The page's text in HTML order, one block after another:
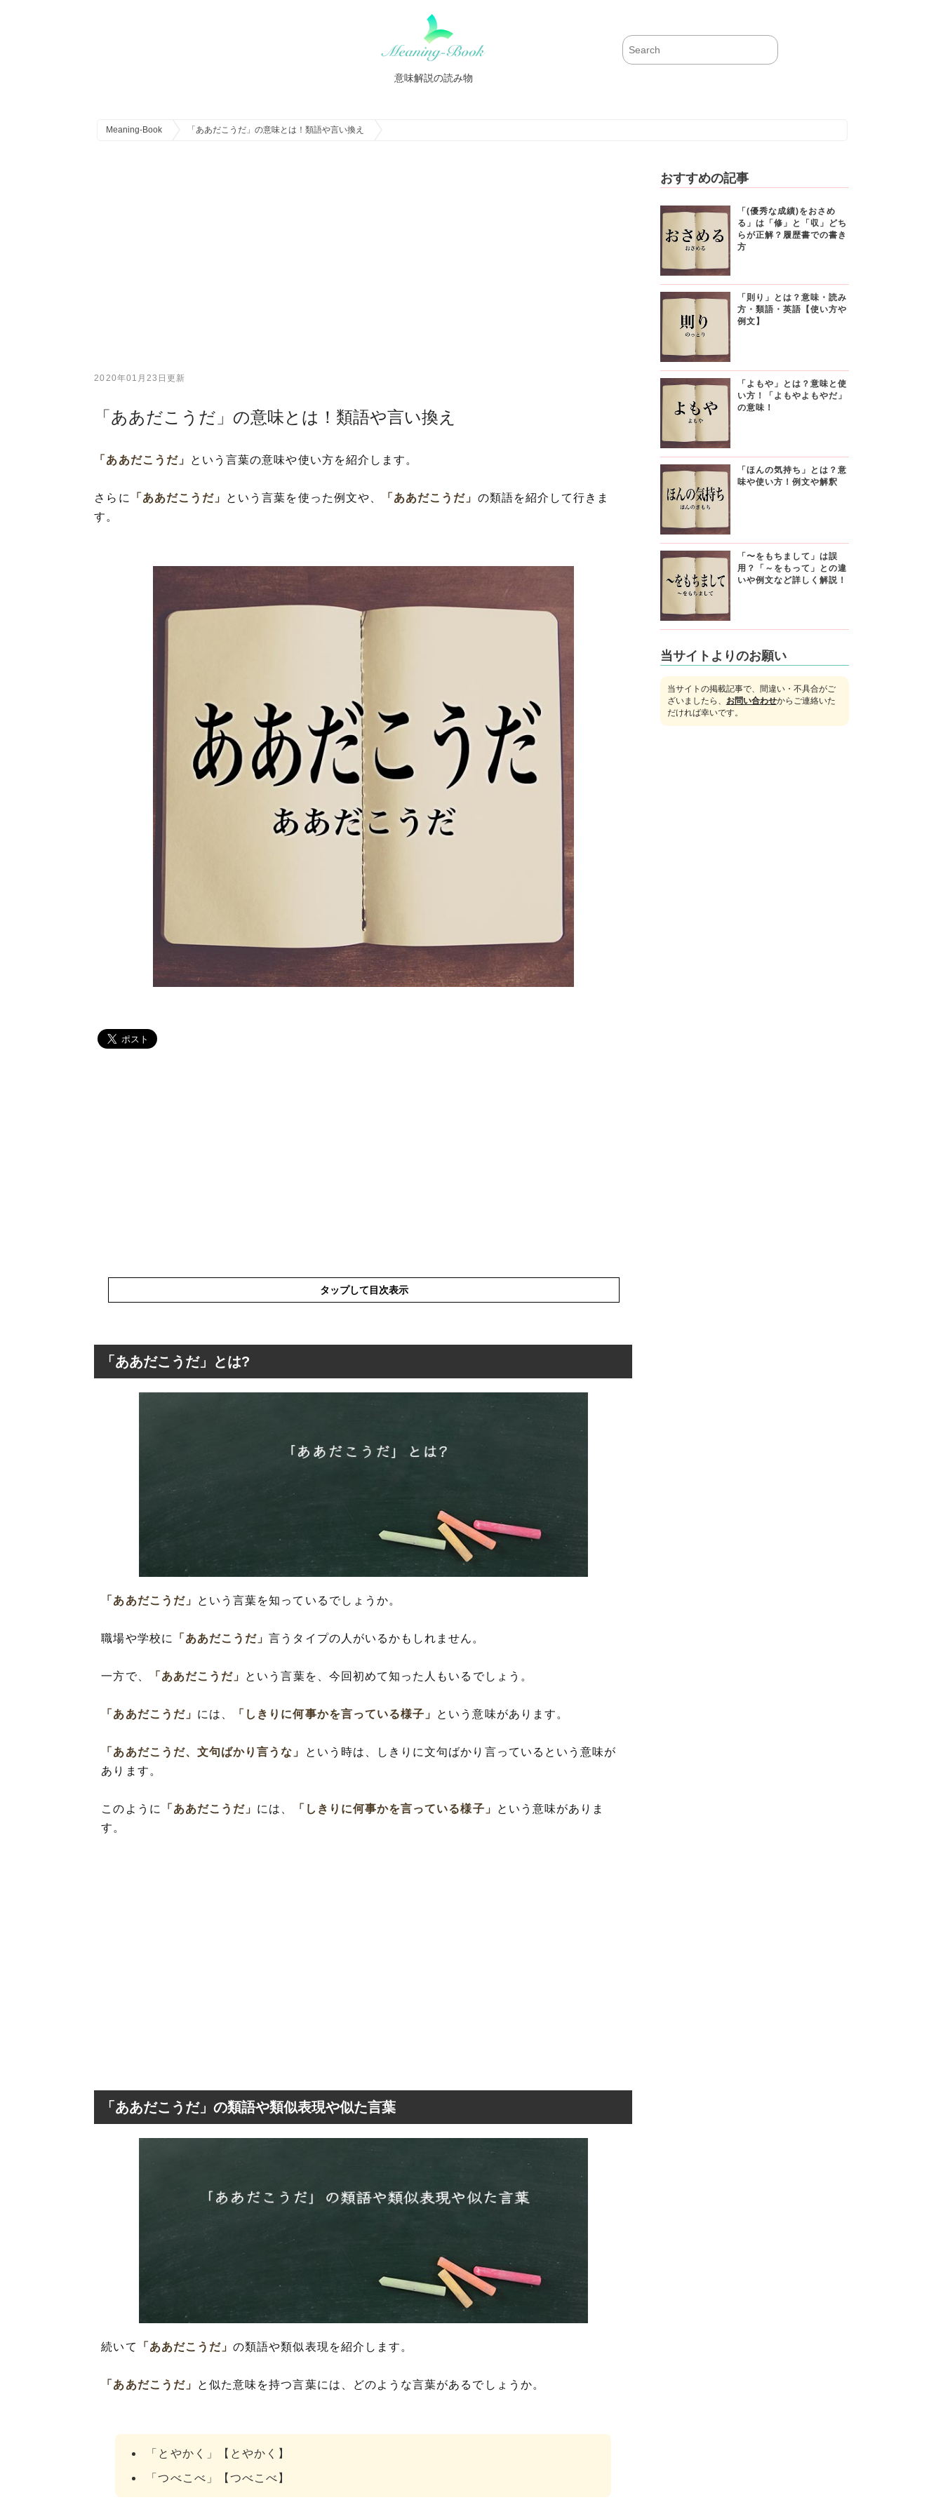
意味解説の読み物
Meaning-Book 「ああだこうだ」の意味とは！類語や言い換え
2020年01月23日更新
「ああだこうだ」の意味とは！類語や言い換え
「ああだこうだ」 という言葉の意味や使い方を紹介します。
さらに 「ああだこうだ」 という言葉を使った例文や、 「ああだこうだ」 の類語を紹介して行きま
す。
タップして目次表示
「ああだこうだ」の類語や類似表現や似た言葉
「ああだこうだ」とは?
「ああだこうだ」 という言葉を知っているでしょうか。
職場や学校に 「ああだこうだ」言うタイプの人がいるかもしれません。
一方で、 「ああだこうだ」 という言葉を、今回初めて知った人もいるでしょう。
「ああだこうだ」 には、 「しきりに何事かを言っている様子」 という意味があります。
「ああだこうだ、文句ばかり言うな」
という時は、しきりに文句ばかり言っているという意味が
あります。
このように 「ああだこうだ」 には、 「しきりに何事かを言っている様子」
という意味がありま
す。
「ああだこうだ」の類語や類似表現や似た言葉
続いて 「ああだこうだ」の類語や類似表現を紹介します。
「ああだこうだ」 と似た意味を持つ言葉には、どのような言葉があるでしょうか。
「とやかく」【とやかく】
「つべこべ」【つべこべ】
おすすめの記事
「(優秀な成績)をおさめ
る」は「修」と「収」どち
らが正解？履歴書での書き
方
「則り」とは？意味・読み
方・類語・英語【使い方や
例文】
「よもや」とは？意味と使
い方！「よもやよもやだ」
の意味！
「ほんの気持ち」とは？意
味や使い方！例文や解釈
「〜をもちまして」は誤
用？「～をもって」との違
いや例文など詳しく解説！
当サイトよりのお願い
当サイトの掲載記事で、間違い・不具合がご
ざいましたら、 お問い合わせからご連絡いた
だければ幸いです。